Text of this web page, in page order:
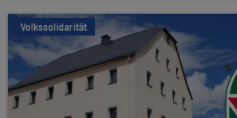
Volkssolidarität